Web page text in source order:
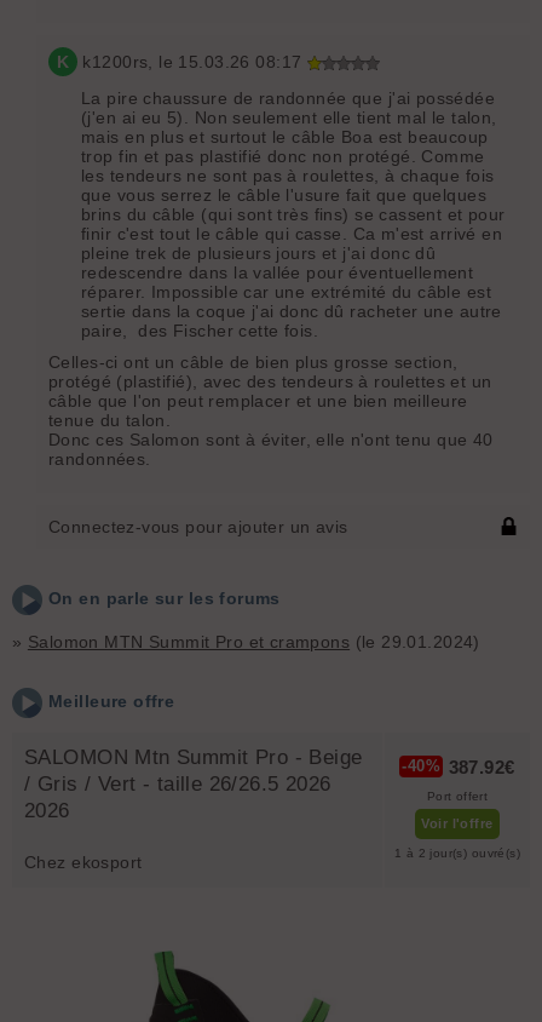
K k1200rs , le 15.03.26 08:17
La pire chaussure de randonnée que j'ai possédée
(j'en ai eu 5). Non seulement elle tient mal le talon,
mais en plus et surtout le câble Boa est beaucoup
trop fin et pas plastifié donc non protégé. Comme
les tendeurs ne sont pas à roulettes, à chaque fois
que vous serrez le câble l'usure fait que quelques
brins du câble (qui sont très fins) se cassent et pour
finir c'est tout le câble qui casse. Ca m'est arrivé en
pleine trek de plusieurs jours et j'ai donc dû
redescendre dans la vallée pour éventuellement
réparer. Impossible car une extrémité du câble est
sertie dans la coque j'ai donc dû racheter une autre
paire, des Fischer cette fois.
Celles-ci ont un câble de bien plus grosse section,
protégé (plastifié), avec des tendeurs à roulettes et un
câble que l'on peut remplacer et une bien meilleure
tenue du talon.
Donc ces Salomon sont à éviter, elle n'ont tenu que 40
randonnées.
Connectez-vous pour ajouter un avis
On en parle sur les forums
» Salomon MTN Summit Pro et crampons (le 29.01.2024)
Meilleure offre
SALOMON Mtn Summit Pro - Beige
/ Gris / Vert - taille 26/26.5 2026
2026
Chez ekosport
-40% 387.92€
Port offert
Voir l'offre
1 à 2 jour(s) ouvré(s)